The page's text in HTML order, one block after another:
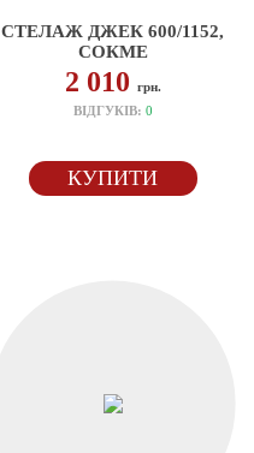
СТЕЛАЖ ДЖЕК 600/1152,
СОКМЕ
2 010 грн.
ВІДГУКІВ: 0
КУПИТИ